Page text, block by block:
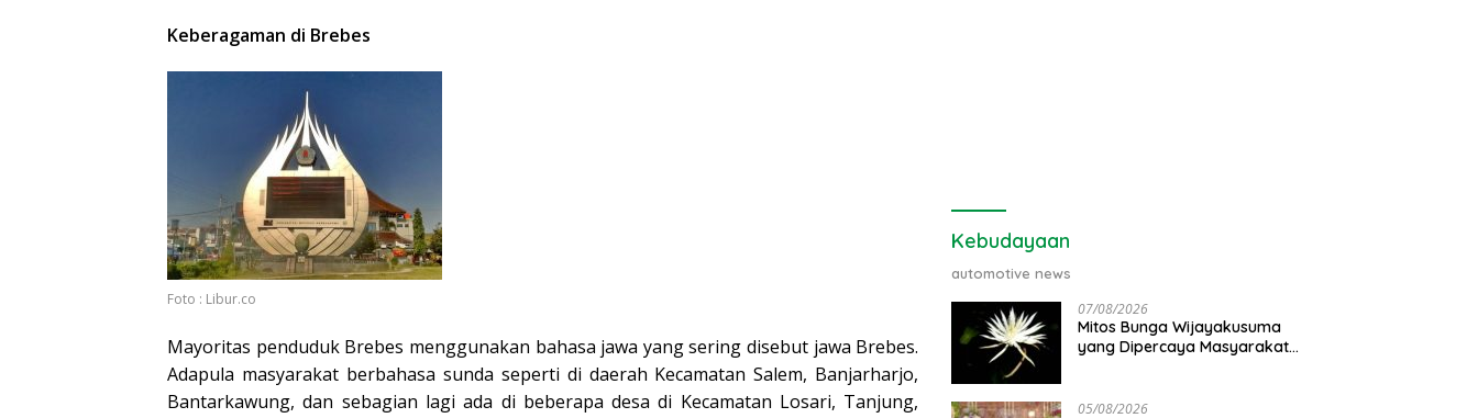
Keberagaman di Brebes
Foto : Libur.co
Mayoritas penduduk Brebes menggunakan bahasa jawa yang sering disebut jawa Brebes.
Adapula masyarakat berbahasa sunda seperti di daerah Kecamatan Salem, Banjarharjo,
Bantarkawung, dan sebagian lagi ada di beberapa desa di Kecamatan Losari, Tanjung,
Kebudayaan
automotive news
07/08/2026
Mitos Bunga Wijayakusuma
yang Dipercaya Masyarakat
05/08/2026